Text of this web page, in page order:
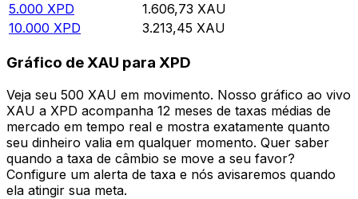
5.000 XPD 1.606,73 XAU
10.000 XPD 3.213,45 XAU
Gráfico de XAU para XPD
Veja seu 500 XAU em movimento. Nosso gráfico ao vivo
XAU a XPD acompanha 12 meses de taxas médias de
mercado em tempo real e mostra exatamente quanto
seu dinheiro valia em qualquer momento. Quer saber
quando a taxa de câmbio se move a seu favor?
Configure um alerta de taxa e nós avisaremos quando
ela atingir sua meta.